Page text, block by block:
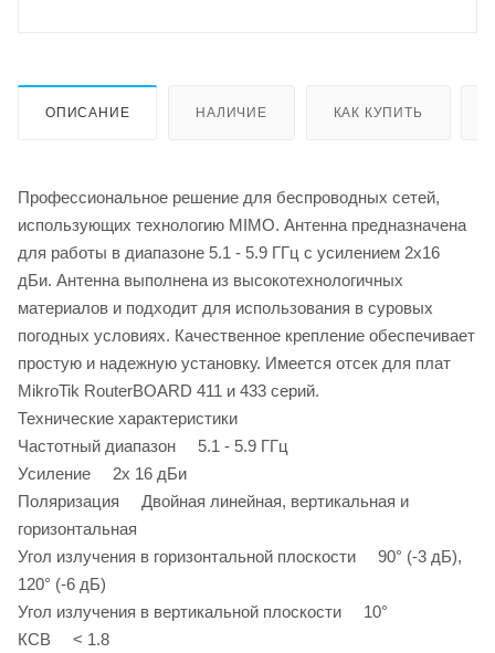
ОПИСАНИЕ НАЛИЧИЕ КАК КУПИТЬ
Профессиональное решение для беспроводных сетей,
использующих технологию MIMO. Антенна предназначена
для работы в диапазоне 5.1 - 5.9 ГГц с усилением 2х16
дБи. Антенна выполнена из высокотехнологичных
материалов и подходит для использования в суровых
погодных условиях. Качественное крепление обеспечивает
простую и надежную установку. Имеется отсек для плат
MikroTik RouterBOARD 411 и 433 серий.
Технические характеристики
Частотный диапазон 5.1 - 5.9 ГГц
Усиление 2х 16 дБи
Поляризация Двойная линейная, вертикальная и
горизонтальная
Угол излучения в горизонтальной плоскости 90° (-3 дБ),
120° (-6 дБ)
Угол излучения в вертикальной плоскости 10°
КСВ < 1.8